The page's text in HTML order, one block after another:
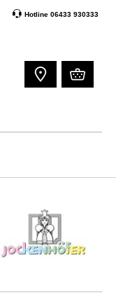
Hotline 06433 930333